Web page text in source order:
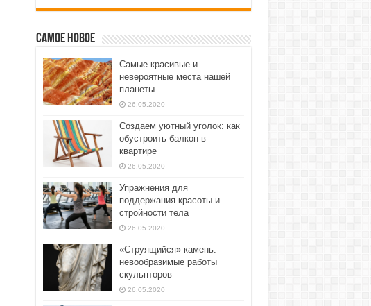
Самое новое
Самые красивые и
невероятные места нашей
планеты
26.05.2020
Создаем уютный уголок: как
обустроить балкон в
квартире
26.05.2020
Упражнения для
поддержания красоты и
стройности тела
26.05.2020
«Струящийся» камень:
невообразимые работы
скульпторов
26.05.2020